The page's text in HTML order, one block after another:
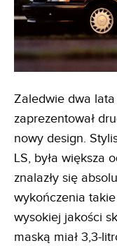
Zaledwie dwa
zaprezentował
nowy design.
LS, była większa
znalazły się
wykończenia
wysokiej jakości
maską miał 3,3-